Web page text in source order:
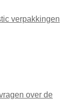
verpakkingen
over de